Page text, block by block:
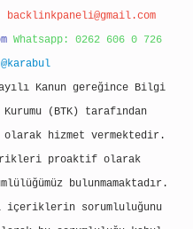
backlinkpaneli@gmail.com
Whatsapp: 0262 606 0 726
Kanun gereğince Bilgi
(BTK) tarafından
olarak hizmet vermektedir.
proaktif olarak
bulunmamaktadır.
içeriklerin sorumluluğunu